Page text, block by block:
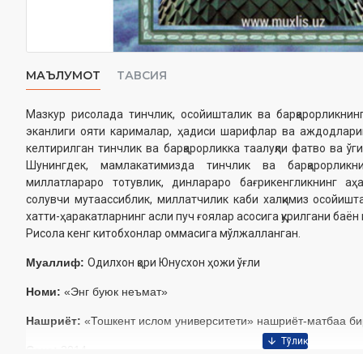
МАЪЛУМОТ ТАВСИЯ
Мазкур рисолада тинчлик, осойишталик ва
эканлиги ояти карималар, ҳадиси шарифлар ва
келтирилган тинчлик ва барқарорликка таалуқли фатво ва
Шунингдек, мамлакатимизда тинчлик ва
миллатлараро тотувлик, динлараро бағрикенгликнинг
солувчи мутаассиблик, миллатчилик каби халқимиз
хатти-ҳаракатларнинг асли пуч ғоялар асосига қурилгани баён
Рисола кенг китобхонлар оммасига мўлжалланган.
Муаллиф: Одилхон қори Юнусхон ҳожи ўғли
Номи: «Энг буюк неъмат»
Нашриёт: «Тошкент ислом университети» нашриёт-матбаа